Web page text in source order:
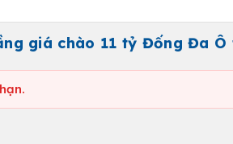
giá chào 11 tỷ Đống Đa Ô